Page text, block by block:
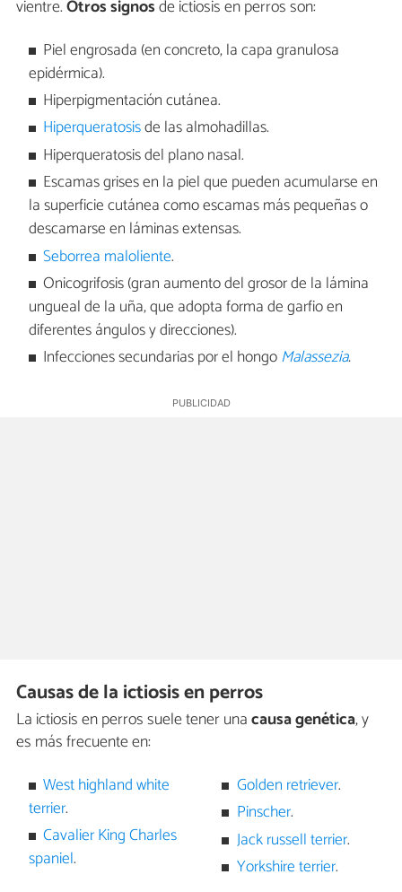
vientre.Otros signosde ictiosis en perros son:
Piel engrosada (en concreto, la capa granulosa
epidérmica).
Hiperpigmentación cutánea.
Hiperqueratosisde las almohadillas.
Hiperqueratosis del plano nasal.
Escamas grises en la piel que pueden acumularse en
la superficie cutánea como escamas más pequeñas o
descamarse en láminas extensas.
Seborrea maloliente.
Onicogrifosis (gran aumento del grosor de la lámina
ungueal de la uña, que adopta forma de garfio en
diferentes ángulos y direcciones).
Infecciones secundarias por el hongoMalassezia.
Causas de la ictiosis en perros
La ictiosis en perros suele tener unacausa genética, y
es más frecuente en:
West highland white
terrier.
Cavalier King Charles
spaniel.
Golden retriever.
Pinscher.
Jack russell terrier.
Yorkshire terrier.